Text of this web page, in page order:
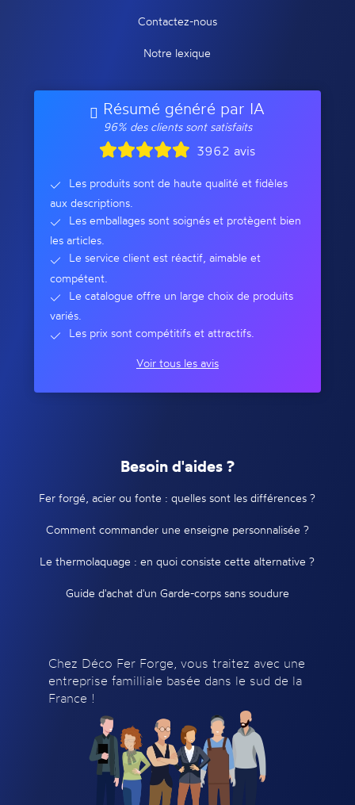
Contactez-nous
Notre lexique
Résumé généré par IA
96% des clients sont satisfaits
3962 avis
Les produits sont de haute qualité et fidèles
aux descriptions.
Les emballages sont soignés et protègent bien
les articles.
Le service client est réactif, aimable et
compétent.
Le catalogue offre un large choix de produits
variés.
Les prix sont compétitifs et attractifs.
Voir tous les avis
Besoin d'aides ?
Fer forgé, acier ou fonte : quelles sont les différences ?
Comment commander une enseigne personnalisée ?
Le thermolaquage : en quoi consiste cette alternative ?
Guide d'achat d'un Garde-corps sans soudure
Chez Déco Fer Forge, vous traitez avec une
entreprise familliale basée dans le sud de la
France !